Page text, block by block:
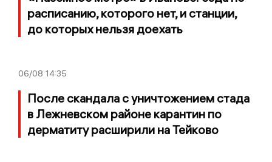
расписанию, которого нет, и станции,
до которых нельзя доехать
06/08 14:35
После скандала с уничтожением стада
в Лежневском районе карантин по
дерматиту расширили на Тейково